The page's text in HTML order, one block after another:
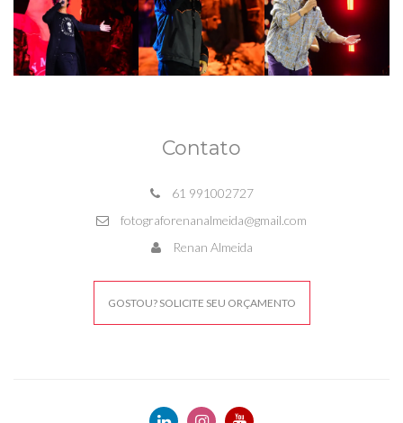
Contato
61 991002727
fotograforenanalmeida@gmail.com
Renan Almeida
GOSTOU? SOLICITE SEU ORÇAMENTO